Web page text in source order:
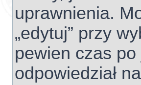
uprawnienia.
„edytuj” przy
pewien czas
odpowiedział